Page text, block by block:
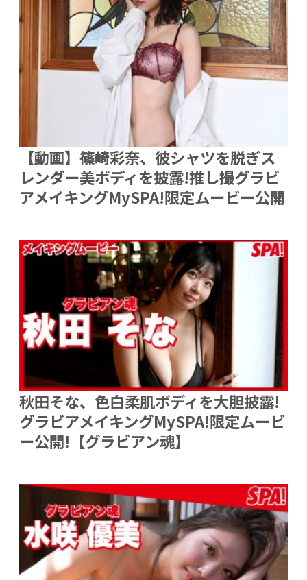
【動画】篠崎彩奈、彼シャツを脱ぎス
レンダー美ボディを披露!推し撮グラビ
アメイキングMySPA!限定ムービー公開
秋田そな、色白柔肌ボディを大胆披露!
グラビアメイキングMySPA!限定ムービ
ー公開!【グラビアン魂】